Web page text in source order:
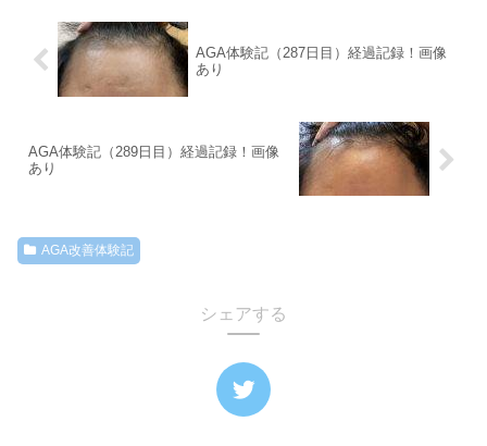
AGA体験記（287日目）経過記録！画像
あり
AGA体験記（289日目）経過記録！画像
あり
AGA改善体験記
シェアする